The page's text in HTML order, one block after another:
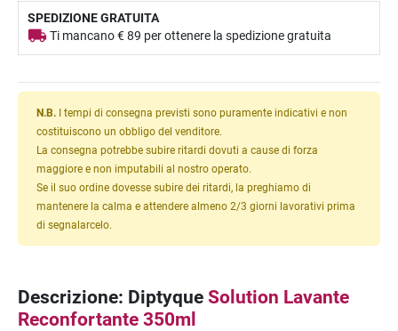
SPEDIZIONE GRATUITA
Ti mancano € 89 per ottenere la spedizione gratuita
N.B. I tempi di consegna previsti sono puramente indicativi e non
costituiscono un obbligo del venditore.
La consegna potrebbe subire ritardi dovuti a cause di forza
maggiore e non imputabili al nostro operato.
Se il suo ordine dovesse subire dei ritardi, la preghiamo di
mantenere la calma e attendere almeno 2/3 giorni lavorativi prima
di segnalarcelo.
Descrizione: Diptyque Solution Lavante
Reconfortante 350ml